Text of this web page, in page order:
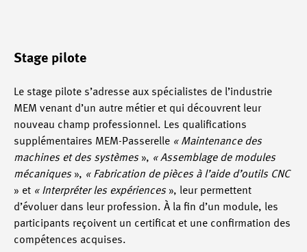
Stage pilote
Le stage pilote s’adresse aux spécialistes de l’industrie
MEM venant d’un autre métier et qui découvrent leur
nouveau champ professionnel. Les qualifications
supplémentaires MEM-Passerelle « Maintenance des
machines et des systèmes», « Assemblage de modules
mécaniques », « Fabrication de pièces à l’aide d’outils CNC
» et « Interpréter les expériences », leur permettent
d’évoluer dans leur profession. À la fin d’un module, les
participants reçoivent un certificat et une confirmation des
compétences acquises.